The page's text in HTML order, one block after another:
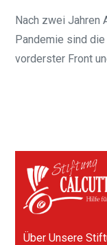
Nach zwei Jahren
Pandemie sind
vorderster Front
Über Unsere